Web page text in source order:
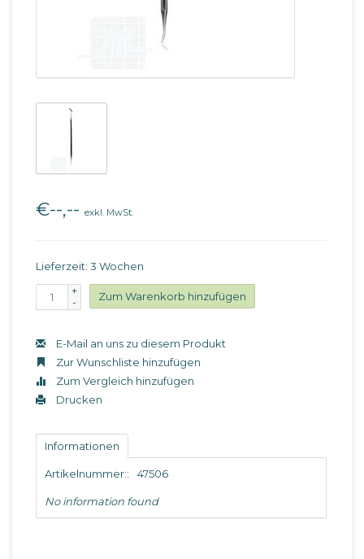
€--,-- exkl. MwSt.
Lieferzeit: 3 Wochen
+
-
Zum Warenkorb hinzufügen
E-Mail an uns zu diesem Produkt
Zur Wunschliste hinzufügen
Zum Vergleich hinzufügen
Drucken
Informationen
Artikelnummer:: 47506
No information found